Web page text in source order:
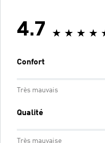
4.7
Confort
Très mauvais
Qualité
Très mauvaise